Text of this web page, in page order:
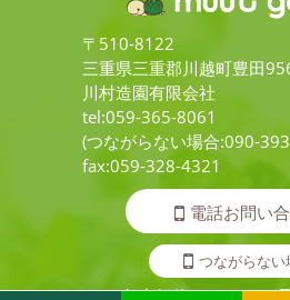
〒510-8122
三重県三重郡川越町豊田
川村造園有限会社
tel:059-365-8061
(つながらない場合:090-
fax:059-328-4321
電話お問い
つながらない
年中無休 いつでもお